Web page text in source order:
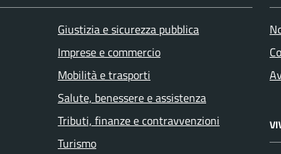
Giustizia e sicurezza pubblica
Imprese e commercio
Mobilità e trasporti
Salute, benessere e assistenza
Tributi, finanze e contravvenzioni
Turismo